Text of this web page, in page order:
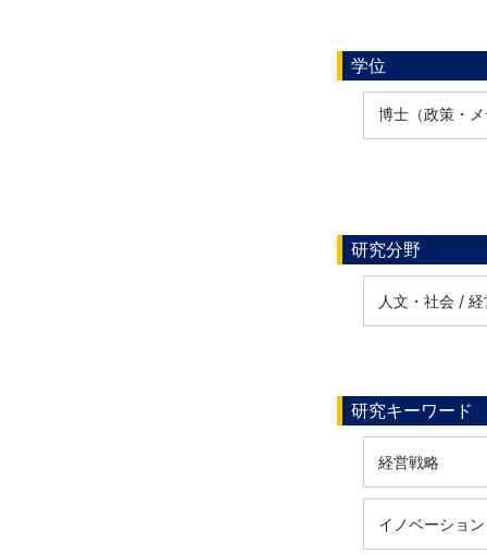
学位
博士（政策・
研究分野
人文・社会 /
研究キーワード
経営戦略
イノベーショ